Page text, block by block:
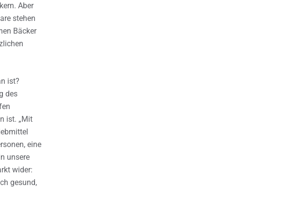
Aber
stehen
Bäcker
ist?
des
ist. „Mit
eine
unsere
wider:
gesund,